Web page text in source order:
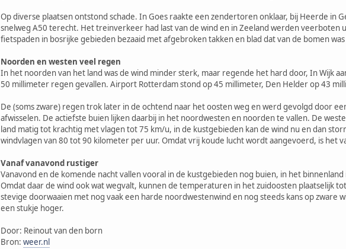
Op diverse plaatsen ontstond schade. In Goes raakte een zendertoren onklaar, bij Heerde in
snelweg A50 terecht. Het treinverkeer had last van de wind en in Zeeland werden veerboten
fietspaden in bosrijke gebieden bezaaid met afgebroken takken en blad dat van de bomen was
Noorden en westen veel regen
In het noorden van het land was de wind minder sterk, maar regende het hard door, In Wijk
50 millimeter regen gevallen. Airport Rotterdam stond op 45 millimeter, Den Helder op 43
De (soms zware) regen trok later in de ochtend naar het oosten weg en werd gevolgd door
afwisselen. De actiefste buien lijken daarbij in het noordwesten en noorden te vallen. De
land matig tot krachtig met vlagen tot 75 km/u, in de kustgebieden kan de wind nu en dan
windvlagen van 80 tot 90 kilometer per uur. Omdat vrij koude lucht wordt aangevoerd, is het
Vanaf vanavond rustiger
Vanavond en de komende nacht vallen vooral in de kustgebieden nog buien, in het
Omdat daar de wind ook wat wegvalt, kunnen de temperaturen in het zuidoosten plaatselijk
stevige doorwaaien met nog vaak een harde noordwestenwind en nog steeds kans op zware
een stukje hoger.
Door: Reinout van den born
Bron: weer.nl